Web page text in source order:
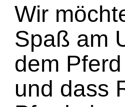
Wir
Spaß am
dem
und dass